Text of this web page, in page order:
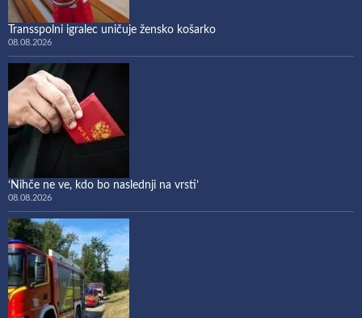
Transspolni igralec uničuje žensko košarko
08.08.2026
‘Nihče ne ve, kdo bo naslednji na vrsti’
08.08.2026